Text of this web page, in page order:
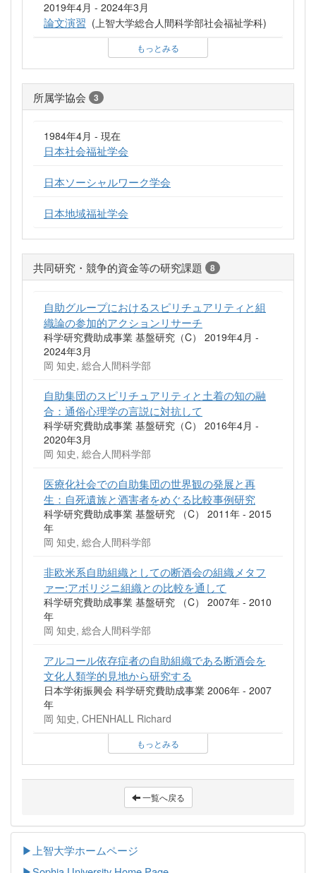
2019年4月 - 2024年3月
論文演習 (上智大学総合人間科学部社会福祉学科)
もっとみる
所属学協会 3
1984年4月 - 現在
日本社会福祉学会
日本ソーシャルワーク学会
日本地域福祉学会
共同研究・競争的資金等の研究課題 8
自助グループにおけるスピリチュアリティと組
織論の参加的アクションリサーチ
科学研究費助成事業 基盤研究（C） 2019年4月 -
2024年3月
岡 知史, 総合人間科学部
自助集団のスピリチュアリティと土着の知の融
合：通俗心理学の言説に対抗して
科学研究費助成事業 基盤研究（C） 2016年4月 -
2020年3月
岡 知史, 総合人間科学部
医療化社会での自助集団の世界観の発展と再
生：自死遺族と酒害者をめぐる比較事例研究
科学研究費助成事業 基盤研究 （C） 2011年 - 2015
年
岡 知史, 総合人間科学部
非欧米系自助組織としての断酒会の組織メタフ
ァー:アボリジニ組織との比較を通して
科学研究費助成事業 基盤研究 （C） 2007年 - 2010
年
岡 知史, 総合人間科学部
アルコール依存症者の自助組織である断酒会を
文化人類学的見地から研究する
日本学術振興会 科学研究費助成事業 2006年 - 2007
年
岡 知史, CHENHALL Richard
もっとみる
一覧へ戻る
▶上智大学ホームページ